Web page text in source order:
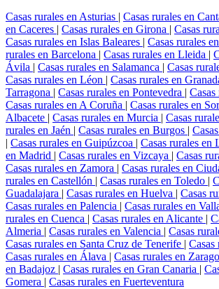
Casas rurales en Asturias | Casas rurales en
en Caceres | Casas rurales en Girona | Casas
Casas rurales en Islas Baleares | Casas rurales
rurales en Barcelona | Casas rurales en Lleida |
Ávila | Casas rurales en Salamanca | Casas
Casas rurales en Léon | Casas rurales en
Tarragona | Casas rurales en Pontevedra |
Casas rurales en A Coruña | Casas rurales en
Albacete | Casas rurales en Murcia | Casas
rurales en Jaén | Casas rurales en Burgos |
| Casas rurales en Guipúzcoa | Casas rurales en
en Madrid | Casas rurales en Vizcaya | Casas
Casas rurales en Zamora | Casas rurales en
rurales en Castellón | Casas rurales en Toledo |
Guadalajara | Casas rurales en Huelva | Casas
Casas rurales en Palencia | Casas rurales en
rurales en Cuenca | Casas rurales en Alicante |
Almeria | Casas rurales en Valencia | Casas
Casas rurales en Santa Cruz de Tenerife | Casas
Casas rurales en Álava | Casas rurales en
en Badajoz | Casas rurales en Gran Canaria |
Gomera | Casas rurales en Fuerteventura